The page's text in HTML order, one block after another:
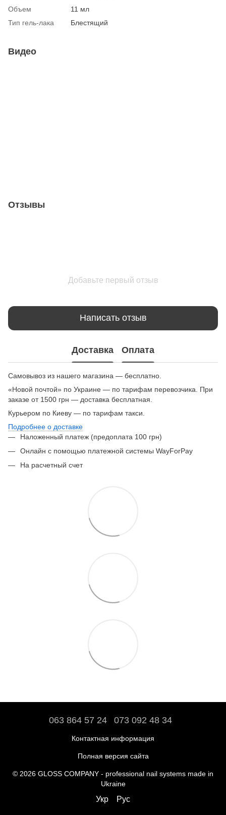
Объем
11 мл
Тип гель-лака
Блестящий
Видео
Отзывы
Добавьте первый отзыв
Написать отзыв
Доставка Оплата
Самовывоз из нашего магазина — бесплатно.
«Новой почтой» по Украине — по тарифам перевозчика. При
заказе от 1500 грн — доставка бесплатная.
Курьером по Киеву — по тарифам такси.
Подробнее о доставке
Наложенный платеж (предоплата 100 грн)
Онлайн с помощью платежной системы WayForPay
На расчетный счет
063 864 57 24 073 092 48 34
Контактная информация
Полная версия сайта
© 2026 GLOSS COMPANY - professional nail systems made in
Ukraine
Укр Рус